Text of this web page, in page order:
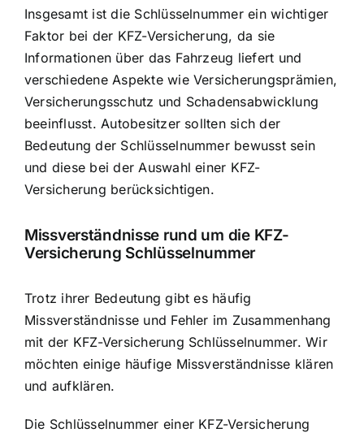
Insgesamt ist die Schlüsselnummer ein wichtiger
Faktor bei der KFZ-Versicherung, da sie
Informationen über das Fahrzeug liefert und
verschiedene Aspekte wie Versicherungsprämien,
Versicherungsschutz und Schadensabwicklung
beeinflusst. Autobesitzer sollten sich der
Bedeutung der Schlüsselnummer bewusst sein
und diese bei der Auswahl einer KFZ-
Versicherung berücksichtigen.
Missverständnisse rund um die KFZ-
Versicherung Schlüsselnummer
Trotz ihrer Bedeutung gibt es häufig
Missverständnisse und Fehler im Zusammenhang
mit der KFZ-Versicherung Schlüsselnummer. Wir
möchten einige häufige Missverständnisse klären
und aufklären.
Die Schlüsselnummer einer KFZ-Versicherung